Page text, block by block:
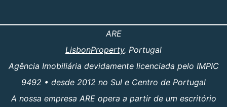
ARE
LisbonProperty, Portugal
Agência Imobiliária devidamente licenciada pelo IMPIC
9492 • desde 2012 no Sul e Centro de Portugal
A nossa empresa ARE opera a partir de um escritório